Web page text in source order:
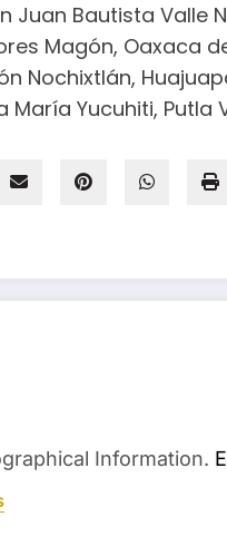
Juan Bautista Valle
Magón, Oaxaca
Nochixtlán,
Yucuhiti, Putla
Information.